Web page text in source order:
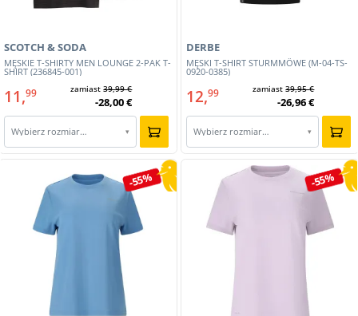
MĘSKIE T-SHIRTY MEN LOUNGE 2-PAK T-
SHIRT (236845-001)
SCOTCH & SODA
11,99 zamiast39,99 €
-28,00 €
Wybierz rozmiar… ▾
MĘSKI T-SHIRT STURMMÖWE (M-04-TS-
0920-0385)
DERBE
12,99 zamiast39,95 €
-26,96 €
Wybierz rozmiar… ▾
-55% -55%